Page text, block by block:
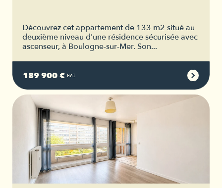
Découvrez cet appartement de 133 m2 situé au
deuxième niveau d'une résidence sécurisée avec
ascenseur, à Boulogne-sur-Mer. Son...
189 900 € HAI